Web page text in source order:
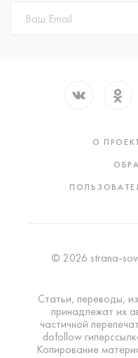
О
© 2026 strana-
Статьи, переводы,
принадлежат их
частичной
dofollow
Копирование